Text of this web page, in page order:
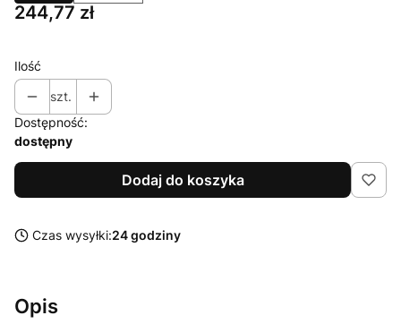
Cena
244,77 zł
Ilość
szt.
Dostępność:
dostępny
Dodaj do koszyka
Czas wysyłki:24 godziny
Opis